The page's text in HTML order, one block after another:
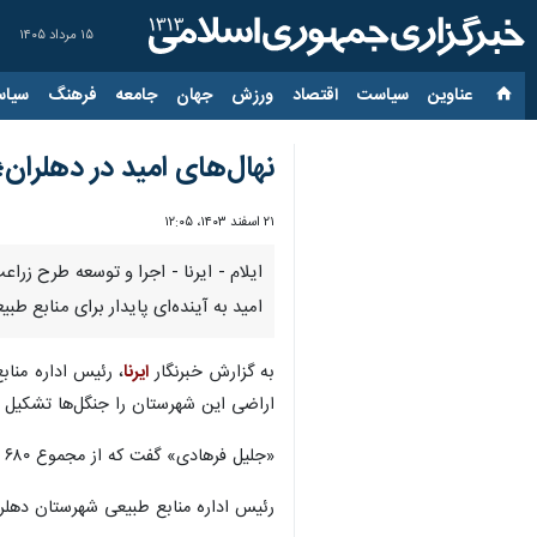
۱۵ مرداد ۱۴۰۵
عناوین‌ سیاست اقتصاد ورزش جهان جامعه فرهنگ
نهال‌های امید در
۲۱ اسفند ۱۴۰۳، ۱۲:۰۵